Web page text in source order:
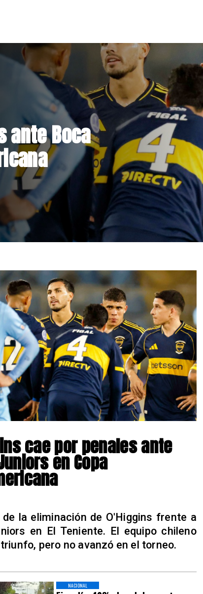
da
NACIONAL
cae por penales ante
en Copa
de la eliminación de O'Higgins frente a
en El Teniente. El equipo chileno
pero no avanzó en el torneo.